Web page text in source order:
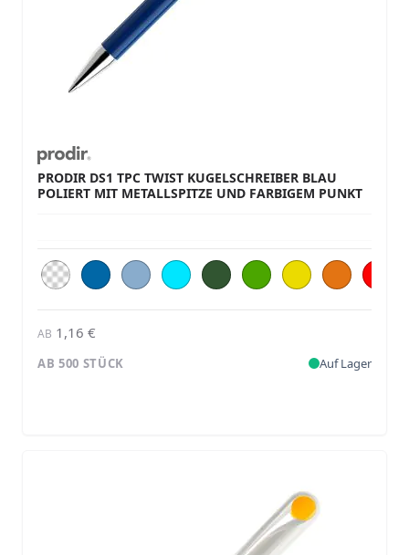
PRODIR DS1 TPC TWIST KUGELSCHREIBER BLAU
POLIERT MIT METALLSPITZE UND FARBIGEM PUNKT
AB 1,16 €
AB 500 STÜCK Auf Lager